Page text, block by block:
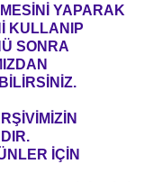
YAPARAK
KULLANIP
SONRA
İÇİN